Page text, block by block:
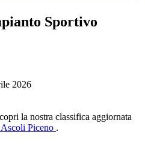
Sportivo
2026
la nostra classifica aggiornata
Piceno .